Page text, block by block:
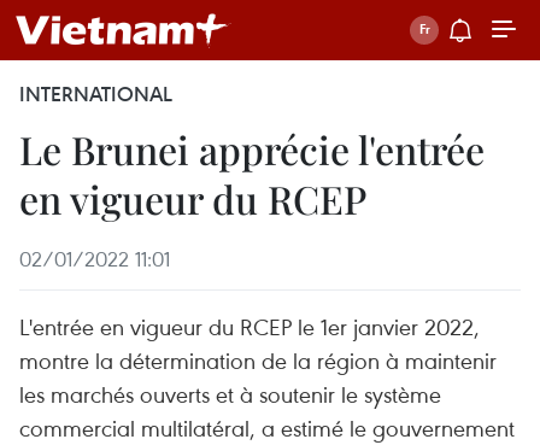
INTERNATIONAL
Le Brunei apprécie l'entrée
en vigueur du RCEP
02/01/2022 11:01
L'entrée en vigueur du RCEP le 1er janvier 2022,
montre la détermination de la région à maintenir
les marchés ouverts et à soutenir le système
commercial multilatéral, a estimé le gouvernement